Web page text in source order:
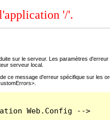
'/'.
sur le serveur. Les paramètres
serveur local.
ce message d'erreur spécifique sur les
Web.Config -->